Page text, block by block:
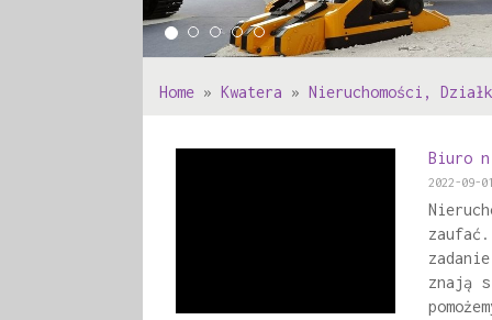
Home » Kwatera » Nieruchomości,
Biuro
2022-09-
znają